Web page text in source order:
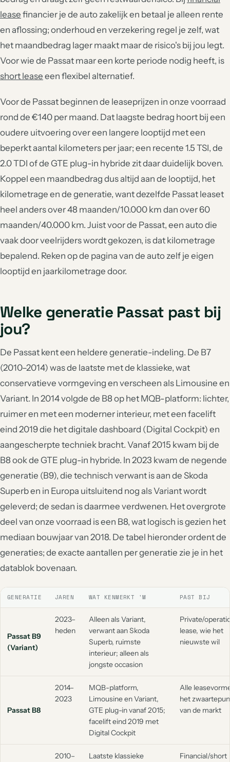
lease financier je de auto zakelijk en betaal je alleen rente
en aflossing; onderhoud en verzekering regel je zelf, wat
het maandbedrag lager maakt maar de risico's bij jou legt.
Voor wie de Passat maar een korte periode nodig heeft, is
short lease een flexibel alternatief.
Voor de Passat beginnen de leaseprijzen in onze voorraad
rond de €140 per maand. Dat laagste bedrag hoort bij een
oudere uitvoering over een langere looptijd met een
beperkt aantal kilometers per jaar; een recente 1.5 TSI, de
2.0 TDI of de GTE plug-in hybride zit daar duidelijk boven.
Koppel een maandbedrag dus altijd aan de looptijd, het
kilometrage en de generatie, want dezelfde Passat leaset
heel anders over 48 maanden/10.000 km dan over 60
maanden/40.000 km. Juist voor de Passat, een auto die
vaak door veelrijders wordt gekozen, is dat kilometrage
bepalend. Reken op de pagina van de auto zelf je eigen
looptijd en jaarkilometrage door.
Welke generatie Passat past bij
jou?
De Passat kent een heldere generatie-indeling. De B7
(2010–2014) was de laatste met de klassieke, wat
conservatieve vormgeving en verscheen als Limousine en
Variant. In 2014 volgde de B8 op het MQB-platform: lichter,
ruimer en met een moderner interieur, met een facelift
eind 2019 die het digitale dashboard (Digital Cockpit) en
aangescherpte techniek bracht. Vanaf 2015 kwam bij de
B8 ook de GTE plug-in hybride. In 2023 kwam de negende
generatie (B9), die technisch verwant is aan de Skoda
Superb en in Europa uitsluitend nog als Variant wordt
geleverd; de sedan is daarmee verdwenen. Het overgrote
deel van onze voorraad is een B8, wat logisch is gezien het
mediaan bouwjaar van 2018. De tabel hieronder ordent de
generaties; de exacte aantallen per generatie zie je in het
datablok bovenaan.
GENERATIE JAREN WAT KENMERKT 'M PAST BIJ
Passat B9
(Variant)
2023–
heden
Alleen als Variant,
verwant aan Skoda
Superb, ruimste
interieur; alleen als
jongste occasion
Private/
lease, wie het
nieuwste wil
Passat B8
2014–
2023
MQB-platform,
Limousine en Variant,
GTE plug-in vanaf 2015;
facelift eind 2019 met
Digital Cockpit
Alle
het
van de markt
2010–
Laatste klassieke
Financial/short